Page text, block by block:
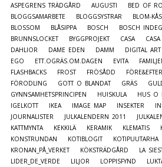
ASPEGRENS TRÄDGÅRD
AUGUSTI BED OF
BLOGGSAMARBETE
BLOGGSYSTRAR BLOM-
BLOSSOM
BLÅSIPPA BOSCH BOSCH
BRUNNSLOCKET
BYGGPROJEKT CASA
DAHLIOR
DAME EDEN DAMM DIGITAL ART
EGO
ETT.OGRÄS.OM.DAGEN EVITA
FLASHBACKS
FROST FRÖSÅDD FÖRE&EFTER
FÖRODLING
GOTT O BLANDAT GRÄS
GYNNSAMHETSPRINCIPEN
HUISKULA HUS O
IGELKOTT
IKEA IMAGE MAP INSEKTER
JOURNALISTER
JULKALENDERN 2011
KATTMYNTA
KEKKILÄ KERAMIK KLEMATIS
KONSTRUNDAN
KOTIBLOGIT KOTIPUUTARHA
KRONAN_PÅ_VERKET
KÖKSTRÄDGÅRD LA
LIDER_DE_VERDE
LILJOR LOPPISFYND